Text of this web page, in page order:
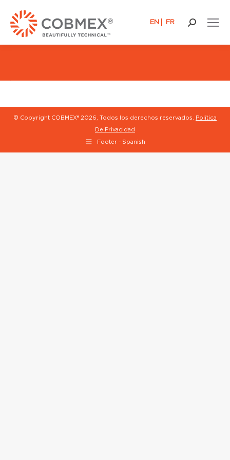
EN FR Buscar:
© Copyright COBMEX® 2026, Todos los derechos reservados. Política
De Privacidad
Footer - Spanish